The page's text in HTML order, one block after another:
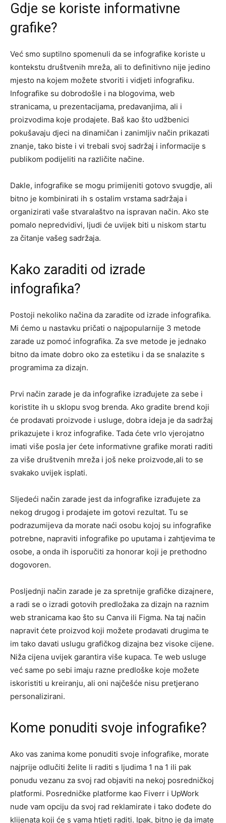
Gdje se koriste informativne
grafike?
Već smo suptilno spomenuli da se infografike koriste u
kontekstu društvenih mreža, ali to definitivno nije jedino
mjesto na kojem možete stvoriti i vidjeti infografiku.
Infografike su dobrodošle i na blogovima, web
stranicama, u prezentacijama, predavanjima, ali i
proizvodima koje prodajete. Baš kao što udžbenici
pokušavaju djeci na dinamičan i zanimljiv način prikazati
znanje, tako biste i vi trebali svoj sadržaj i informacije s
publikom podijeliti na različite načine.
Dakle, infografike se mogu primijeniti gotovo svugdje, ali
bitno je kombinirati ih s ostalim vrstama sadržaja i
organizirati vaše stvaralaštvo na ispravan način. Ako ste
pomalo nepredvidivi, ljudi će uvijek biti u niskom startu
za čitanje vašeg sadržaja.
Kako zaraditi od izrade
infografika?
Postoji nekoliko načina da zaradite od izrade infografika.
Mi ćemo u nastavku pričati o najpopularnije 3 metode
zarade uz pomoć infografika. Za sve metode je jednako
bitno da imate dobro oko za estetiku i da se snalazite s
programima za dizajn.
Prvi način zarade je da infografike izrađujete za sebe i
koristite ih u sklopu svog brenda. Ako gradite brend koji
će prodavati proizvode i usluge, dobra ideja je da sadržaj
prikazujete i kroz infografike. Tada ćete vrlo vjerojatno
imati više posla jer ćete informativne grafike morati raditi
za više društvenih mreža i još neke proizvode,ali to se
svakako uvijek isplati.
Sljedeći način zarade jest da infografike izrađujete za
nekog drugog i prodajete im gotovi rezultat. Tu se
podrazumijeva da morate naći osobu kojoj su infografike
potrebne, napraviti infografike po uputama i zahtjevima te
osobe, a onda ih isporučiti za honorar koji je prethodno
dogovoren.
Posljednji način zarade je za spretnije grafičke dizajnere,
a radi se o izradi gotovih predložaka za dizajn na raznim
web stranicama kao što su Canva ili Figma. Na taj način
napravit ćete proizvod koji možete prodavati drugima te
im tako davati uslugu grafičkog dizajna bez visoke cijene.
Niža cijena uvijek garantira više kupaca. Te web usluge
već same po sebi imaju razne predloške koje možete
iskoristiti u kreiranju, ali oni najčešće nisu pretjerano
personalizirani.
Kome ponuditi svoje infografike?
Ako vas zanima kome ponuditi svoje infografike, morate
najprije odlučiti želite li raditi s ljudima 1 na 1 ili pak
ponudu vezanu za svoj rad objaviti na nekoj posredničkoj
platformi. Posredničke platforme kao Fiverr i UpWork
nude vam opciju da svoj rad reklamirate i tako dođete do
klijenata koji će s vama htjeti raditi. Ipak, bitno je da imate